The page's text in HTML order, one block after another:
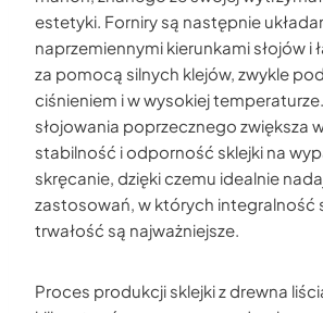
estetyki. Forniry są następnie
naprzemiennymi kierunkami słojów i
za pomocą silnych klejów, zwykle
ciśnieniem i w wysokiej
słojowania poprzecznego zwiększa
stabilność i odporność sklejki na
skręcanie, dzięki czemu idealnie
zastosowań, w których integralność
trwałość są najważniejsze.
Proces produkcji sklejki z drewna